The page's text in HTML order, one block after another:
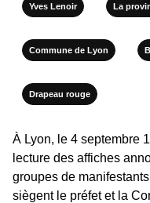
Yves Lenoir La
Commune de Lyon
Drapeau rouge
À Lyon, le 4 septembre
lecture des affiches
groupes de
siègent le préfet et la